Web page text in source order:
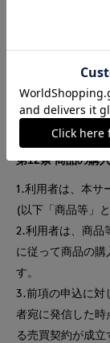
著作権の制限規
惑または損害を
第12条 商品の購入
1.利用者は、本サ
(以下「商品等」
2.利用者は、商品
に従って商品の
す。
3.前項の申込に対
者宛に発信した時
る売買契約が成立